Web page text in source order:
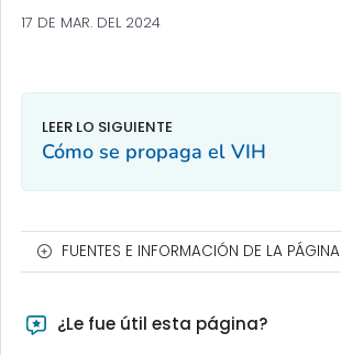
17 DE MAR. DEL 2024
Cómo se propaga el VIH
FUENTES E INFORMACIÓN DE LA PÁGINA
¿Le fue útil esta página?